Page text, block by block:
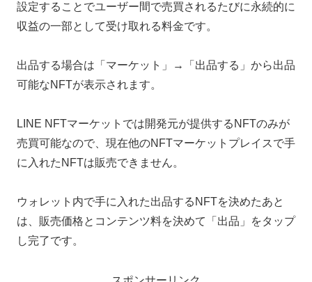
設定することでユーザー間で売買されるたびに永続的に
収益の一部として受け取れる料金です。
出品する場合は「マーケット」→「出品する」から出品
可能なNFTが表示されます。
LINE NFTマーケットでは開発元が提供するNFTのみが
売買可能なので、現在他のNFTマーケットプレイスで手
に入れたNFTは販売できません。
ウォレット内で手に入れた出品するNFTを決めたあと
は、販売価格とコンテンツ料を決めて「出品」をタップ
し完了です。